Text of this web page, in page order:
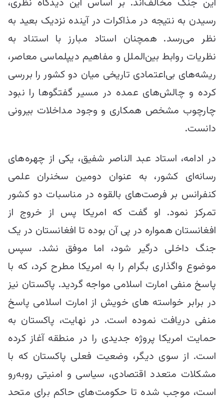
رسیدن به نتیجه در مذاکرات در آینده نزدیک بعید به
نظر می‌رسد. همچنان استاد مبارز با استناد به
نظریات روابط بین‌الملل و مفاهیم دیپلماسی معاصر،
ریشه‌های بی‌اعتمادی تاریخی میان دو کشور را بررسی
کرده و چالش‌های عمده در مسیر گفتگوها را نبود
چارچوب مشخص همکاری و وجود مداخلات بیرونی
دانست.
در ادامه، استاد عبد الناصر شفیق، یکی از چهره‌های
رسانه‌ای کشور، به عنوان دومین سخنران علمی
کنفرانس بر فرصت‌های بالقوه در مناسبات دو کشور
تمرکز نمود. او گفت که امریکا پس از خروج از
افغانستان همواره در پی آن بوده تا افغانستان در یک
جنگ داخلی درگیر شود، اما موفق نشد. سپس
موضوع واگذاری بگرام را به امریکا مطرح کرد، که با
پاسخ منفی امارت اسلامی مواجه گردید. پاکستان نیز
در برابر خواسته های خویش از امارت اسلامی پاسخ
منفی دریافت نموده است. در نهایت، پاکستان به
حمایت امریکا پروژه جدیدی را در منطقه آغاز کرده
است. از سوی دیگر، وضعیت فعلی پاکستان که با
مشکلات متعدد اقتصادی، سیاسی و امنیتی روبه‌رو
است، موجب شده تا حکومت‌های حاکم برای متحد